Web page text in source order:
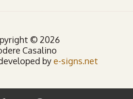
© 2026
Casalino
by e-signs.net